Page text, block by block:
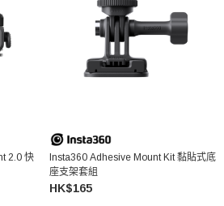
2.0 快
Insta360 Adhesive Mount Kit 黏貼式底
座支架套組
HK$165